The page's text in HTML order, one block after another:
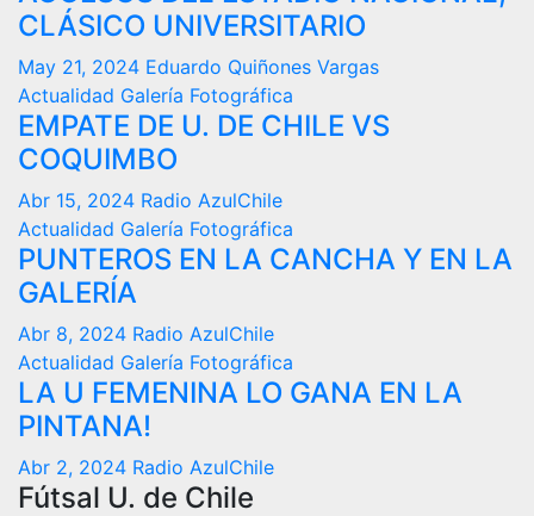
CLÁSICO UNIVERSITARIO
May 21, 2024 Eduardo Quiñones Vargas
Actualidad Galería Fotográfica
EMPATE DE U. DE CHILE VS
COQUIMBO
Abr 15, 2024 Radio AzulChile
Actualidad Galería Fotográfica
PUNTEROS EN LA CANCHA Y EN LA
GALERÍA
Abr 8, 2024 Radio AzulChile
Actualidad Galería Fotográfica
LA U FEMENINA LO GANA EN LA
PINTANA!
Abr 2, 2024 Radio AzulChile
Fútsal U. de Chile